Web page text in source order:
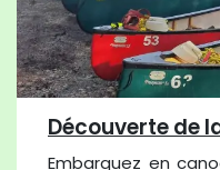
Découverte de
Embarquez en